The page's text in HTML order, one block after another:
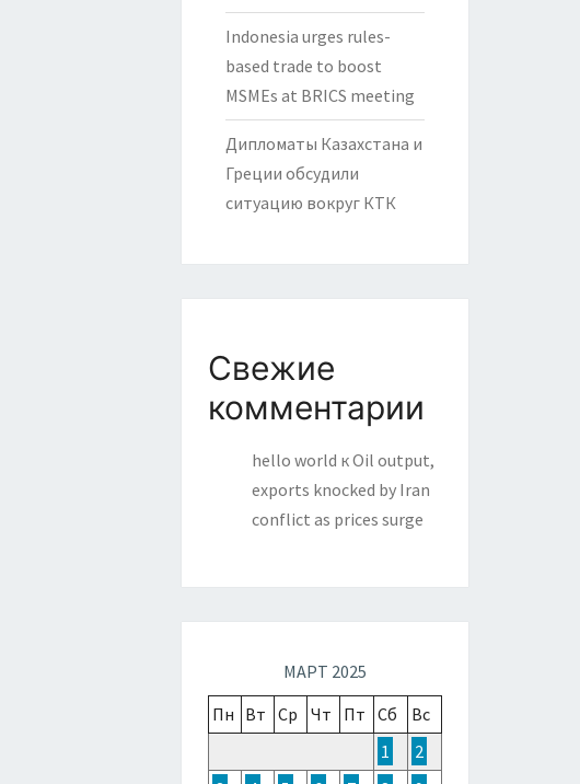
Indonesia urges rules-
based trade to boost
MSMEs at BRICS meeting
Дипломаты Казахстана и
Греции обсудили
ситуацию вокруг КТК
Свежие
комментарии
hello world кOil output,
exports knocked by Iran
conflict as prices surge
МАРТ 2025
Пн Вт Ср Чт Пт Сб
Вс
1
2